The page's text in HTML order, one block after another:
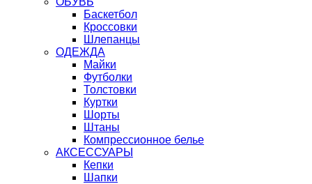
Баскетбол
Кроссовки
Шлепанцы
ОДЕЖДА
Майки
Футболки
Толстовки
Куртки
Шорты
Штаны
Компрессионное белье
АКСЕССУАРЫ
Кепки
Шапки